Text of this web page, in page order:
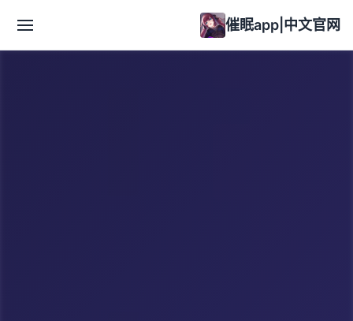
催眠app|中文官网